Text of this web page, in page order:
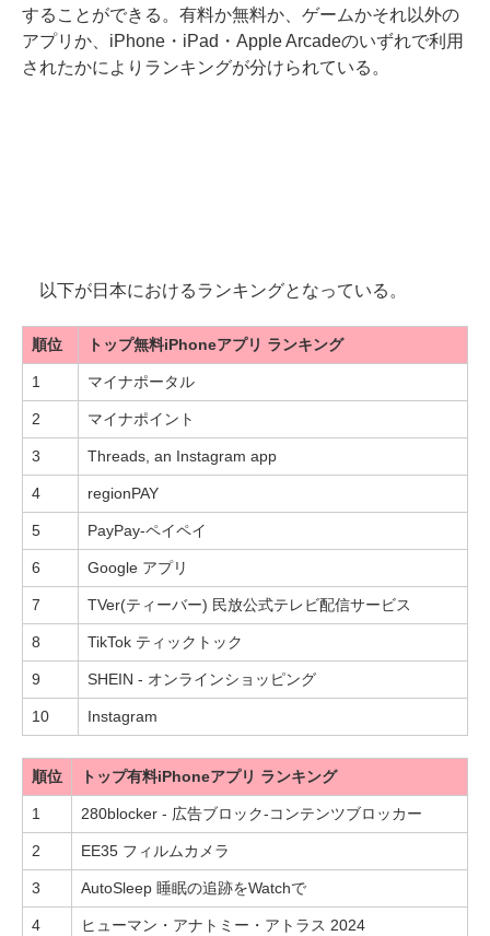
することができる。有料か無料か、ゲームかそれ以外の
アプリか、iPhone・iPad・Apple Arcadeのいずれで利用
されたかによりランキングが分けられている。
以下が日本におけるランキングとなっている。
順位 トップ無料iPhoneアプリ ランキング
1 マイナポータル
2 マイナポイント
3 Threads, an Instagram app
4 regionPAY
5 PayPay-ペイペイ
6 Google アプリ
7 TVer(ティーバー) 民放公式テレビ配信サービス
8 TikTok ティックトック
9 SHEIN - オンラインショッピング
10 Instagram
順位 トップ有料iPhoneアプリ ランキング
1 280blocker - 広告ブロック-コンテンツブロッカー
2 EE35 フィルムカメラ
3 AutoSleep 睡眠の追跡をWatchで
4 ヒューマン・アナトミー・アトラス 2024